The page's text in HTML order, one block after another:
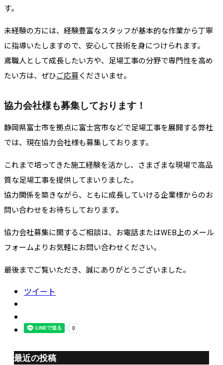
す。
未経験の方には、経験豊富なスタッフが基本的な作業から丁寧
に指導いたしますので、安心して技術を身につけられます。
鳶職人として成長したい方や、足場工事の分野で専門性を高め
たい方は、ぜひご応募くださいませ。
協力会社様も募集しております！
静岡県富士市を拠点に富士宮市などで足場工事を展開する弊社
では、現在協力会社様も募集しております。
これまで培ってきた施工経験を活かし、さまざまな現場で高品
質な足場工事を提供してまいりました。
協力関係を築きながら、ともに成長していける企業様からのお
問い合わせをお待ちしております。
協力会社募集に関するご相談は、お電話またはWEB上のメール
フォームよりお気軽にお問い合わせください。
最後までご覧いただき、誠にありがとうございました。
ツイート
最近の投稿